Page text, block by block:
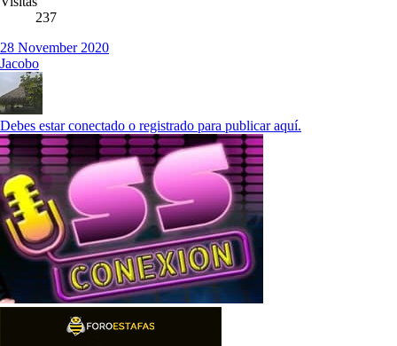
237
28 November 2020
Jacobo
Debes estar conectado o registrado para publicar aquí.